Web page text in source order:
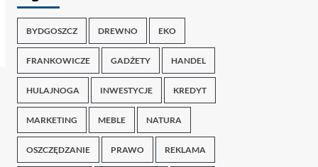
BYDGOSZCZ DREWNO EKO
FRANKOWICZE GADŻETY HANDEL
HULAJNOGA INWESTYCJE KREDYT
MARKETING MEBLE NATURA
OSZCZĘDZANIE PRAWO REKLAMA